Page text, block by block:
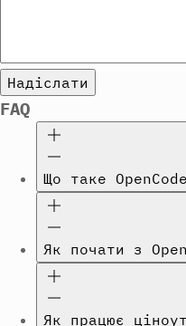
Надіслати
FAQ
Що таке
Як почати з
Як працює